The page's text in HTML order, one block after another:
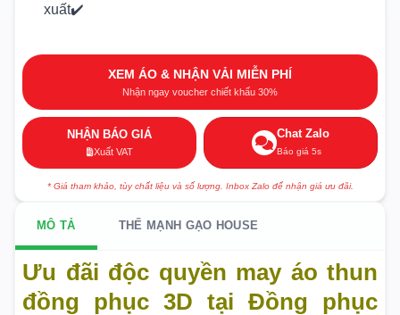
xuất✔️
XEM ÁO & NHẬN VẢI MIỄN PHÍ
Nhận ngay voucher chiết khấu 30%
NHẬN BÁO GIÁ
Xuất VAT
Chat Zalo
Báo giá 5s
* Giá tham khảo, tùy chất liệu và số lượng. Inbox Zalo để nhận giá ưu đãi.
MÔ TẢ THẾ MẠNH GẠO HOUSE
Ưu đãi độc quyền may áo thun
đồng phục 3D tại Đồng phục